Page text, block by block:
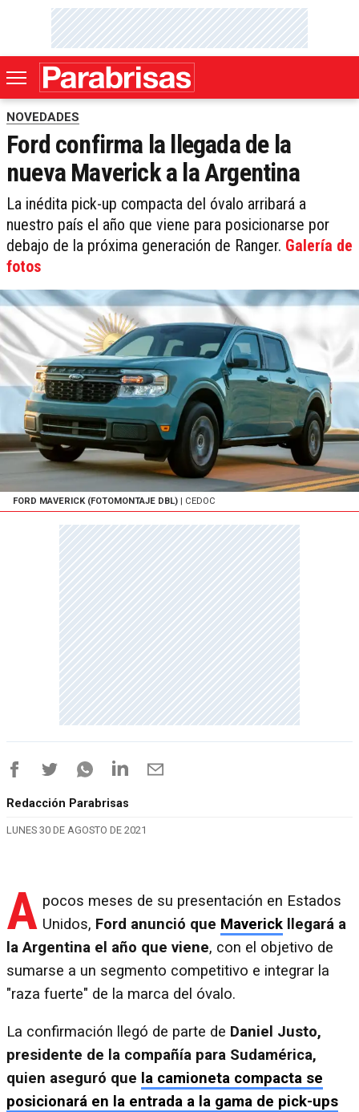
NOVEDADES
Ford confirma la llegada de la
nueva Maverick a la Argentina
La inédita pick-up compacta del óvalo arribará a
nuestro país el año que viene para posicionarse por
debajo de la próxima generación de Ranger. Galería de
fotos
FORD MAVERICK (FOTOMONTAJE DBL) | CEDOC
Redacción Parabrisas
LUNES 30 DE AGOSTO DE 2021
A pocos meses de su presentación en Estados
Unidos, Ford anunció que Maverick llegará a
la Argentina el año que viene, con el objetivo de
sumarse a un segmento competitivo e integrar la
"raza fuerte" de la marca del óvalo.
La confirmación llegó de parte de Daniel Justo,
presidente de la compañía para Sudamérica,
quien aseguró que la camioneta compacta se
posicionará en la entrada a la gama de pick-ups